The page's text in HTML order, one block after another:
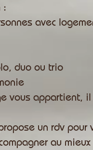
:
avec
duo ou trio
vous appartient,
un rdv pour
au mieux